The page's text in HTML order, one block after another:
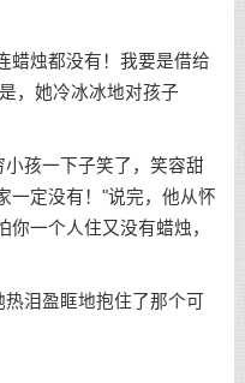
烛都没有！我要是借给
，她冷冰冰地对孩子
孩一下子笑了，笑容甜
一定没有！"说完，他从怀
你一个人住又没有蜡烛，
泪盈眶地抱住了那个可